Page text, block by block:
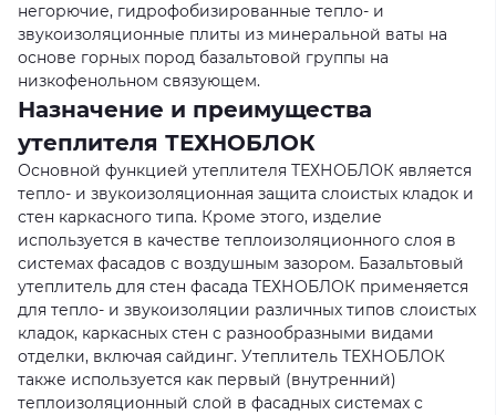
негорючие, гидрофобизированные тепло- и
звукоизоляционные плиты из минеральной ваты на
основе горных пород базальтовой группы на
низкофенольном связующем.
Назначение и преимущества
утеплителя ТЕХНОБЛОК
Основной функцией утеплителя ТЕХНОБЛОК является
тепло- и звукоизоляционная защита слоистых кладок и
стен каркасного типа. Кроме этого, изделие
используется в качестве теплоизоляционного слоя в
системах фасадов с воздушным зазором. Базальтовый
утеплитель для стен фасада ТЕХНОБЛОК применяется
для тепло- и звукоизоляции различных типов слоистых
кладок, каркасных стен с разнообразными видами
отделки, включая сайдинг. Утеплитель ТЕХНОБЛОК
также используется как первый (внутренний)
теплоизоляционный слой в фасадных системах с